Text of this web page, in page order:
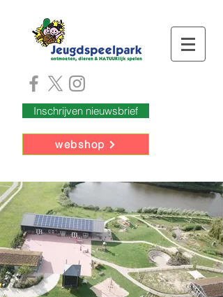
Inschrijven nieuwsbrief
webshop